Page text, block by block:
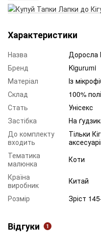
Характеристики
Назва
Доросла
Бренд
Kigurumi
Матеріал
Із
Склад
100%
Стать
Унісекс
Застібка
На
До комплекту
входить
Тільки
Тематика
малюнка
Коти
Країна
виробник
Китай
Розмір
Зріст
Відгуки 1